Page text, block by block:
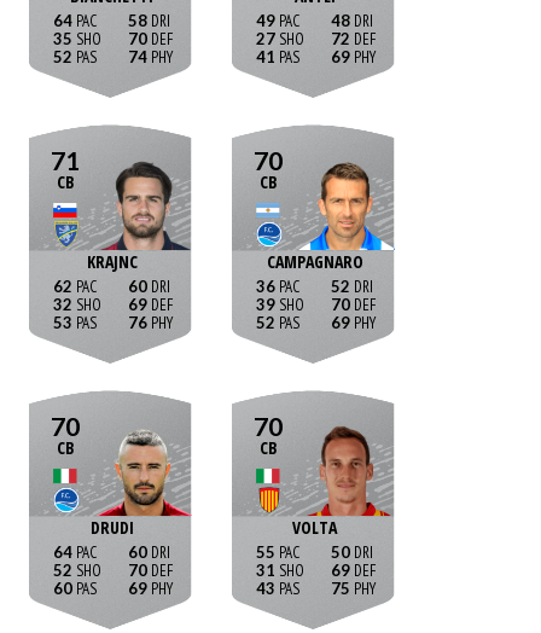
64
35
52
58
70
74
49
27
41
48
72
69
71
CB
KRAJNC
62
32
53
60
69
76
70
CB
CAMPAGNARO
36
39
52
52
70
69
70
CB
DRUDI
64
52
60
60
70
69
70
CB
VOLTA
55
31
43
50
69
75